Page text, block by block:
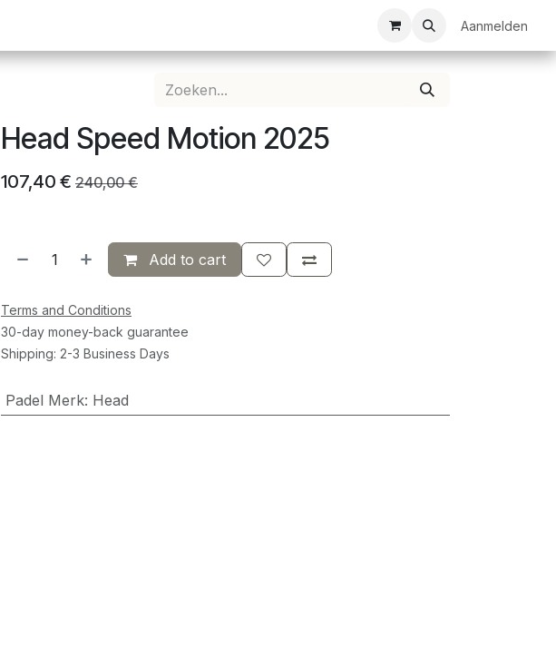
Bedrukkingen Clubkledij
Aanmelden
Head Speed Motion 2025
107,40 € 240,00€
Add to cart
Terms and Conditions
30-day money-back guarantee
Shipping: 2-3 Business Days
Padel Merk: Head